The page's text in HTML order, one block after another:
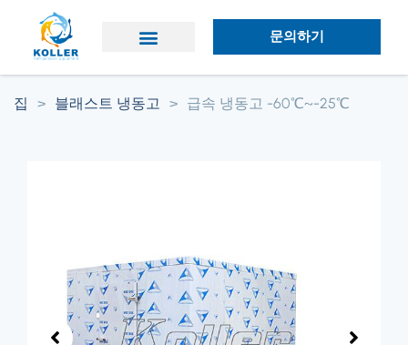
문의하기
집 > 블래스트 냉동고 > 급속 냉동고 -60℃~-25℃